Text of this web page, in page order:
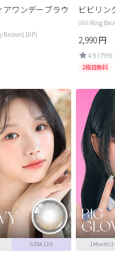
アワンデーブラウ
Brown(10P)
ビビリン
ViVi Ring
2,990円
4.9 (799)
2箱目無料
G.DIA 13.0